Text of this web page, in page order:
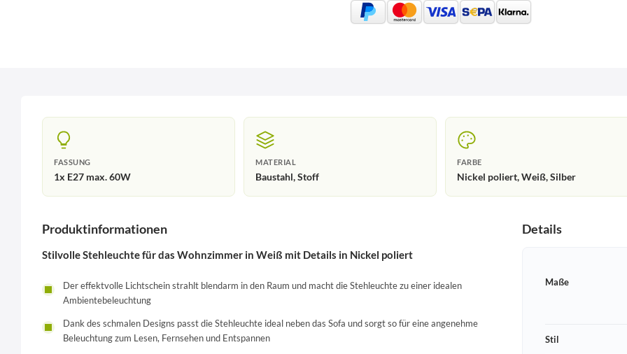
FASSUNG
1x E27 max. 60W
MATERIAL
Baustahl, Stoff
FARBE
Nickel poliert, Weiß, Silber
Produktinformationen
Stilvolle Stehleuchte für das Wohnzimmer in Weiß mit Details in Nickel poliert
Der effektvolle Lichtschein strahlt blendarm in den Raum und macht die Stehleuchte zu einer idealen
Ambientebeleuchtung
Dank des schmalen Designs passt die Stehleuchte ideal neben das Sofa und sorgt so für eine angenehme
Beleuchtung zum Lesen, Fernsehen und Entspannen
Details
Maße
Stil